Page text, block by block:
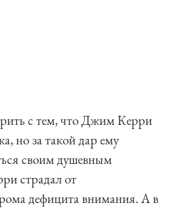
с тем, что Джим Керри
но за такой дар ему
своим душевным
страдал от
дефицита внимания. А в